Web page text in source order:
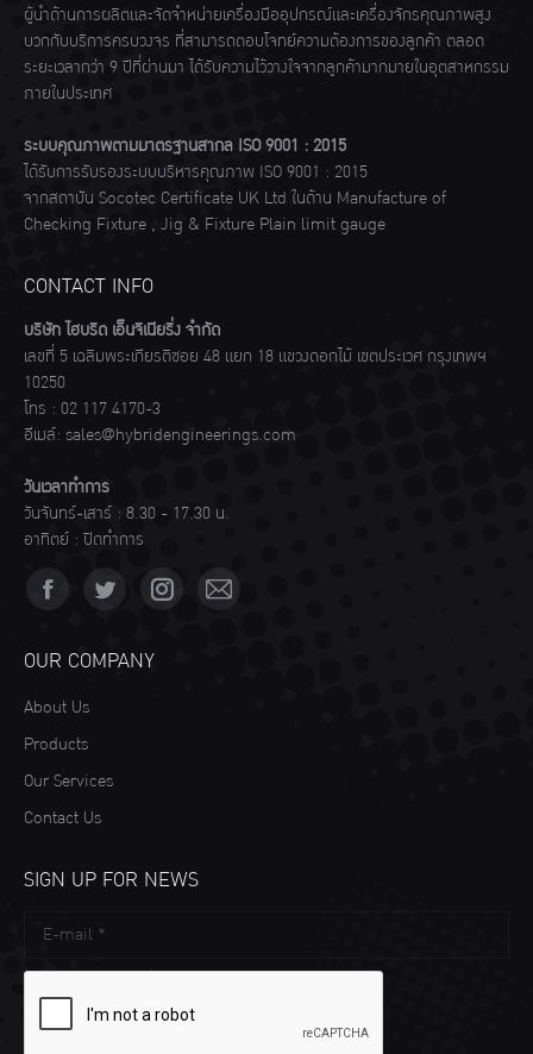
ผู้นำด้านการผลิตและจัดจำหน่ายเครื่องมืออุปกรณ์และเครื่องจักรคุณภาพสูง
บวกกับบริการครบวงจร ที่สามารถตอบโจทย์ความต้องการของลูกค้า ตลอด
ระยะเวลากว่า 9 ปีที่ผ่านมา ได้รับความไว้วางใจจากลูกค้ามากมายในอุตสาหกรรม
ภายในประเทศ
ระบบคุณภาพตามมาตรฐานสากล ISO 9001 : 2015
ได้รับการรับรองระบบบริหารคุณภาพ ISO 9001 : 2015
จากสถาบัน Socotec Certificate UK Ltd ในด้าน Manufacture of
Checking Fixture , Jig & Fixture Plain limit gauge
CONTACT INFO
บริษัท ไฮบริด เอ็นจิเนียริ่ง จำกัด
เลขที่ 5 เฉลิมพระเกียรติซอย 48 แยก 18 แขวงดอกไม้ เขตประเวศ กรุงเทพฯ
10250
โทร : 02 117 4170-3
อีเมล์: sales@hybridengineerings.com
วันเวลาทำการ
วันจันทร์-เสาร์ : 8.30 - 17.30 น.
อาทิตย์ : ปิดทำการ
Find us on:
Facebook
page
opens
in
new
window
Twitter
page
new
Instagram
Mail
OUR COMPANY
About Us
Products
Our Services
Contact Us
SIGN UP FOR NEWS
E-mail *